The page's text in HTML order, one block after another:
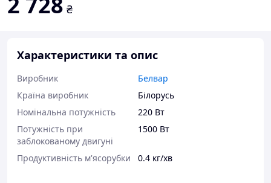
₴
Характеристики та опис
Виробник
Белвар
Країна виробник
Білорусь
Номінальна потужність
220 Вт
Потужність при
заблокованому двигуні
1500 Вт
Продуктивність м'ясорубки 0.4 кг/хв